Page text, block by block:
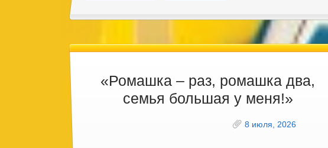
«Ромашка – раз, ромашка два,
семья большая у меня!»
8 июля, 2026